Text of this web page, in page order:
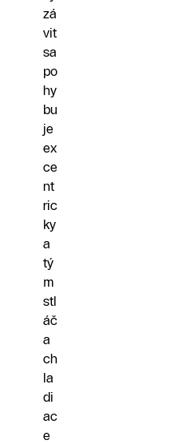
zá
vit
sa
po
hy
bu
je
ex
ce
nt
ric
ky
a
tý
m
stl
áč
a
ch
la
di
ac
e